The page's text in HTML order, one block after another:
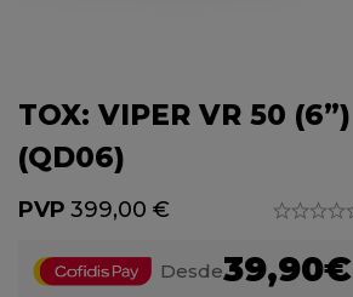
TOX: VIPER VR 50 (6”)
(QD06)
399,00 €
Desde39,90€